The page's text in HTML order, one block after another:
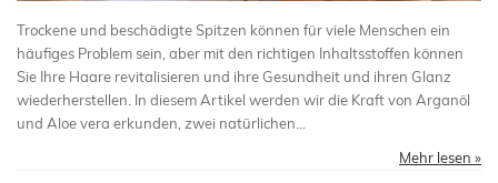
Trockene und beschädigte Spitzen können für viele Menschen ein
häufiges Problem sein, aber mit den richtigen Inhaltsstoffen können
Sie Ihre Haare revitalisieren und ihre Gesundheit und ihren Glanz
wiederherstellen. In diesem Artikel werden wir die Kraft von Arganöl
und Aloe vera erkunden, zwei natürlichen...
Mehr lesen »